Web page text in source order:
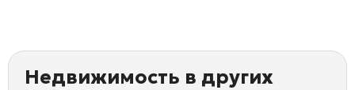
Недвижимость в других